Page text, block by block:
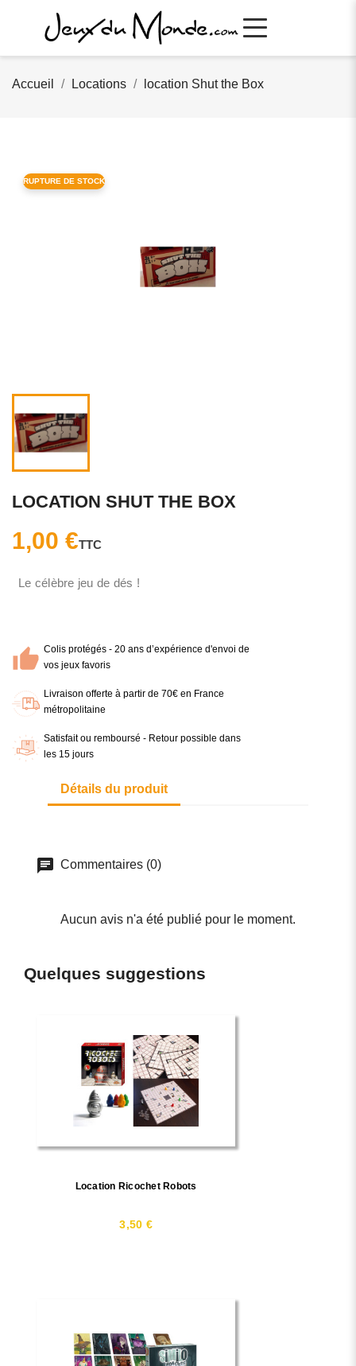
Accueil Locations location Shut the Box
RUPTURE DE STOCK
LOCATION SHUT THE BOX
1,00 €TTC
Le célèbre jeu de dés !
Colis protégés - 20 ans d’expérience d'envoi de
vos jeux favoris
Livraison offerte à partir de 70€ en France
métropolitaine
Satisfait ou remboursé - Retour possible dans
les 15 jours
Détails du produit
Commentaires (0)
Aucun avis n'a été publié pour le moment.
Quelques suggestions
Location Ricochet Robots
3,50 €